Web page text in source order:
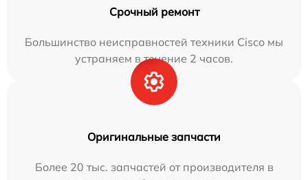
Срочный ремонт
Большинство неисправностей техники Cisco мы
устраняем в течение 2 часов.
Оригинальные запчасти
Более 20 тыс. запчастей от производителя в